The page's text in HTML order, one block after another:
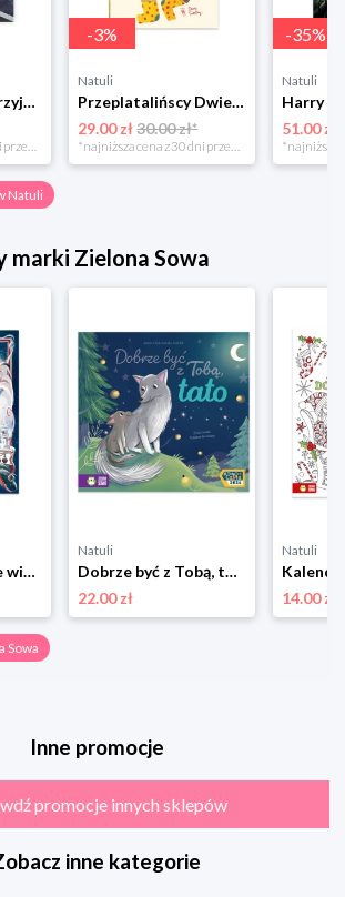
Mój ojciec, mój przyjaciel Element
*najniższa cena z 30 dni przed obniżką
-3%
Natuli
Przeplatalińscy Dwie siostry
29.00 zł 30.00 zł*
*najniższa cena z 30 dni przed obniżką
-35%
Natuli
51.00 zł
Natuli
marki Zielona Sowa
Baśnie na zimowe wieczory Zielona sowa
Natuli
Dobrze być z Tobą, tato Zielona sowa
22.00 zł
Natuli
14.00 zł
Sowa
Inne promocje
promocje innych sklepów
inne kategorie